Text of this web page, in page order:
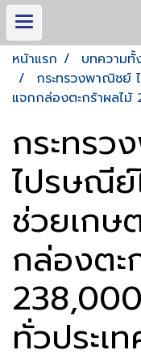
หน้าแรก บทความทั้
กระทรวงพาณิชย์
แจกกล่องตะกร้าผลไม้
กระทร
ไปรษณี
ช่วยเกษ
กล่องตะ
ทั่วประเ